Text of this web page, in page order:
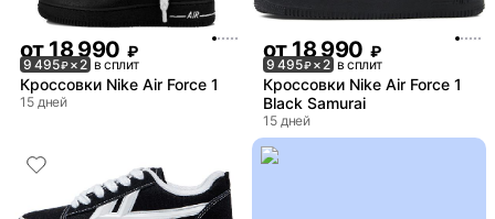
от18 990 ₽
9 495₽× 2 в сплит
Кроссовки Nike Air Force 1
15 дней
от18 990 ₽
9 495₽× 2 в сплит
Кроссовки Nike Air Force 1
Black Samurai
15 дней